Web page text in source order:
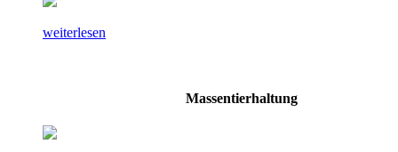
weiterlesen
Massentierhaltung